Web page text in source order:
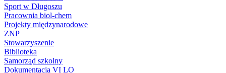
Sport w Długoszu
Pracownia biol-chem
Projekty międzynarodowe
ZNP
Stowarzyszenie
Biblioteka
Samorząd szkolny
Dokumentacja VI LO